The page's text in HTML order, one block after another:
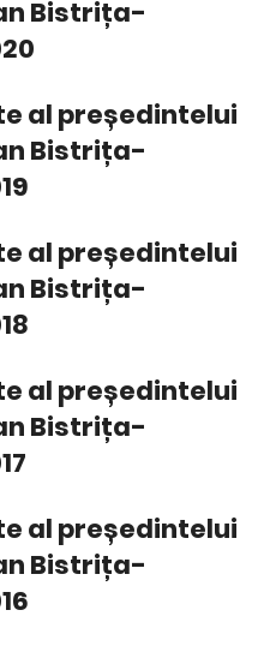
Bistrița-
al președintelui
Bistrița-
al președintelui
Bistrița-
al președintelui
Bistrița-
al președintelui
Bistrița-